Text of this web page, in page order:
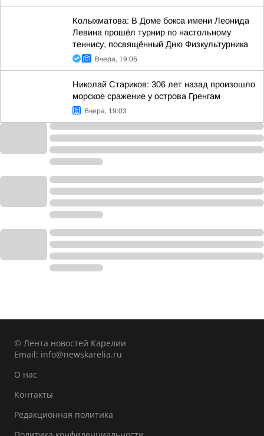
Колыхматова: В Доме бокса имени Леонида
Левина прошёл турнир по настольному
теннису, посвящённый Дню Физкультурника
Вчера, 19:06
Николай Стариков: 306 лет назад произошло
морское сражение у острова Гренгам
Вчера, 19:03
© Лента новостей Карелии
Email: info@newskarelia.ru
О нас
Контакты
Редакционная политика